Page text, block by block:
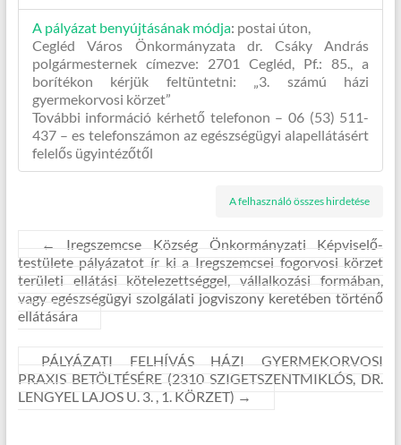
A pályázat benyújtásának módja: postai úton,
Cegléd Város Önkormányzata dr. Csáky András
polgármesternek címezve: 2701 Cegléd, Pf.: 85., a
borítékon kérjük feltüntetni: „3. számú házi
gyermekorvosi körzet”
További információ kérhető telefonon – 06 (53) 511-
437 – es telefonszámon az egészségügyi alapellátásért
felelős ügyintézőtől
A felhasználó összes hirdetése
←
Iregszemcse Község Önkormányzati Képviselő-
testülete pályázatot ír ki a Iregszemcsei fogorvosi körzet
területi ellátási kötelezettséggel, vállalkozási formában,
vagy egészségügyi szolgálati jogviszony keretében történő
ellátására
PÁLYÁZATI FELHÍVÁS HÁZI GYERMEKORVOSI
PRAXIS BETÖLTÉSÉRE (2310 SZIGETSZENTMIKLÓS, DR.
LENGYEL LAJOS U. 3. , 1. KÖRZET) →